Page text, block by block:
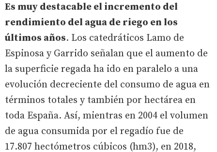
Es muy destacable el incremento del
rendimiento del agua de riego en los
últimos años. Los catedráticos Lamo de
Espinosa y Garrido señalan que el aumento de
la superficie regada ha ido en paralelo a una
evolución decreciente del consumo de agua en
términos totales y también por hectárea en
toda España. Así, mientras en 2004 el volumen
de agua consumida por el regadío fue de
17.807 hectómetros cúbicos (hm3), en 2018,